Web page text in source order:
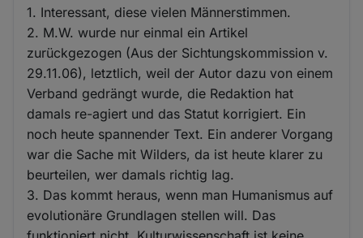
1. Interessant, diese vielen Männerstimmen.
2. M.W. wurde nur einmal ein Artikel
zurückgezogen (Aus der Sichtungskommission v.
29.11.06), letztlich, weil der Autor dazu von einem
Verband gedrängt wurde, die Redaktion hat
damals re-agiert und das Statut korrigiert. Ein
noch heute spannender Text. Ein anderer Vorgang
war die Sache mit Wilders, da ist heute klarer zu
beurteilen, wer damals richtig lag.
3. Das kommt heraus, wenn man Humanismus auf
evolutionäre Grundlagen stellen will. Das